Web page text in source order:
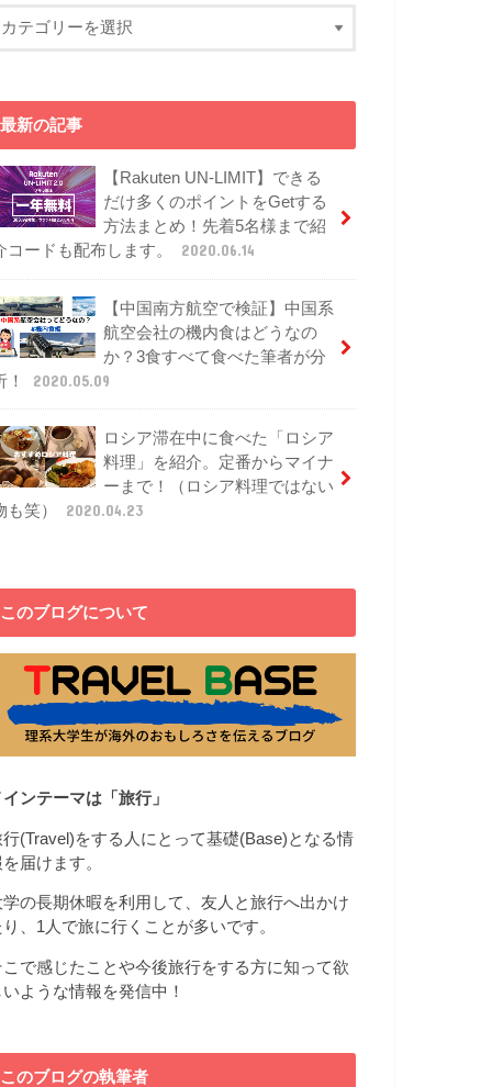
最新の記事
【Rakuten UN-LIMIT】できる
だけ多くのポイントをGetする
方法まとめ！先着5名様まで紹
コードも配布します。
2020.06.14
【中国南方航空で検証】中国系
航空会社の機内食はどうなの
か？3食すべて食べた筆者が分
！
2020.05.09
ロシア滞在中に食べた「ロシア
料理」を紹介。定番からマイナ
ーまで！（ロシア料理ではない
も笑）
2020.04.23
このブログについて
ンテーマは「旅行」
行(Travel)をする人にとって基礎(Base)となる情
届けます。
学の長期休暇を利用して、友人と旅行へ出かけ
、1人で旅に行くことが多いです。
こで感じたことや今後旅行をする方に知って欲
ような情報を発信中！
このブログの執筆者